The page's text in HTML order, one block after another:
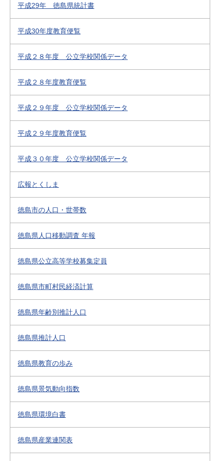
平成29年 徳島県統計書
平成30年度教育便覧
平成２８年度 公立学校関係データ
平成２８年度教育便覧
平成２９年度 公立学校関係データ
平成２９年度教育便覧
平成３０年度 公立学校関係データ
広報とくしま
徳島市の人口・世帯数
徳島県人口移動調査 年報
徳島県公立高等学校募集定員
徳島県市町村民経済計算
徳島県年齢別推計人口
徳島県推計人口
徳島県教育の歩み
徳島県景気動向指数
徳島県環境白書
徳島県産業連関表